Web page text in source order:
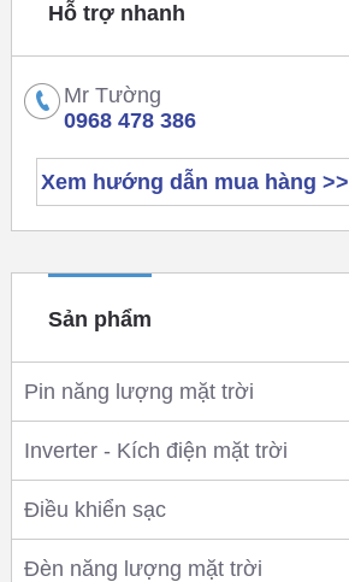
Hỗ trợ nhanh
Mr Tường
0968 478 386
Xem hướng dẫn mua hàng >>
Sản phẩm
Pin năng lượng mặt trời
Inverter - Kích điện mặt trời
Điều khiển sạc
Đèn năng lượng mặt trời